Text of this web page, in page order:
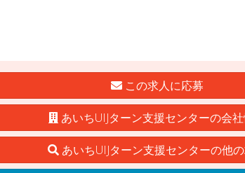
この求人に応募
あいちUIJターン支援センターの会
あいちUIJターン支援センターの他